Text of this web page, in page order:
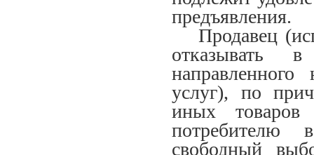
предъявления.
Продавец
отказывать
услуг), по
иных товаров
потребителю
свободный